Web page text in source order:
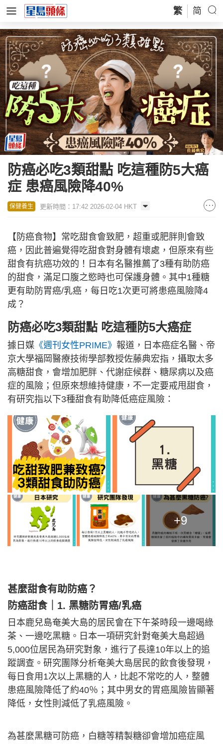
繁 简
防癌必吃3類甜點 吃這種防5大癌
症 患癌風險降40%
保健養生 更新時間：17:42 2026-02-04 HKT
【防癌食物】常吃甜食會致肥，超重或肥胖則會致
癌，因此普遍覺得吃甜食對身體有壞處，但原來有些
甜食有抗癌功效的！日本有名醫推薦了3種有助防癌
的甜食，滿足口腹之慾時也可保護身體。其中1種糖
更有助防胃癌/乳癌，每日吃1次更可將患癌風險降4
成？
防癌必吃3類甜點 吃這種防5大癌症
據日媒 《週刊女性PRIME》 報道，日本癌症名醫、帝
京大學福岡醫療技術學部教授佐藤典宏指，攝取太多
高糖甜食，會增加肥胖、代謝症候群、糖尿病以及癌
症的風險；但原來想維持健康，不一定要戒甩甜食，
有研究指以下3種甜食有助降低癌症風險：
+9
甚麼甜食有助防癌？
防癌甜食｜1. 黑糖防胃癌/乳癌
日本鹿兒島奄美大島的居民會在下午茶時段一邊喝綠
茶、一邊吃黑糖。日本一項研究針對奄美大島超過
5,000位居民為研究對象，進行了長達10年以上的追
蹤調查。研究團隊分析奄美大島居民的飲食後發現，
每日食用1次以上黑糖的人，比起不常吃的人，整體
患癌風險降低了約40％；其中男女的胃癌風險皆顯著
降低，女性則減低了乳癌風險。
為甚麼黑糖可防癌，白糖等精製糖卻會增加癌症風